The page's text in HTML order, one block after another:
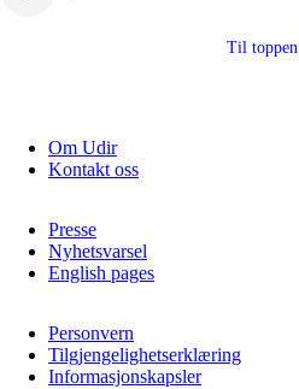
Til toppen
Om Udir
Kontakt oss
Presse
Nyhetsvarsel
English pages
Personvern
Tilgjengelighetserklæring
Informasjonskapsler